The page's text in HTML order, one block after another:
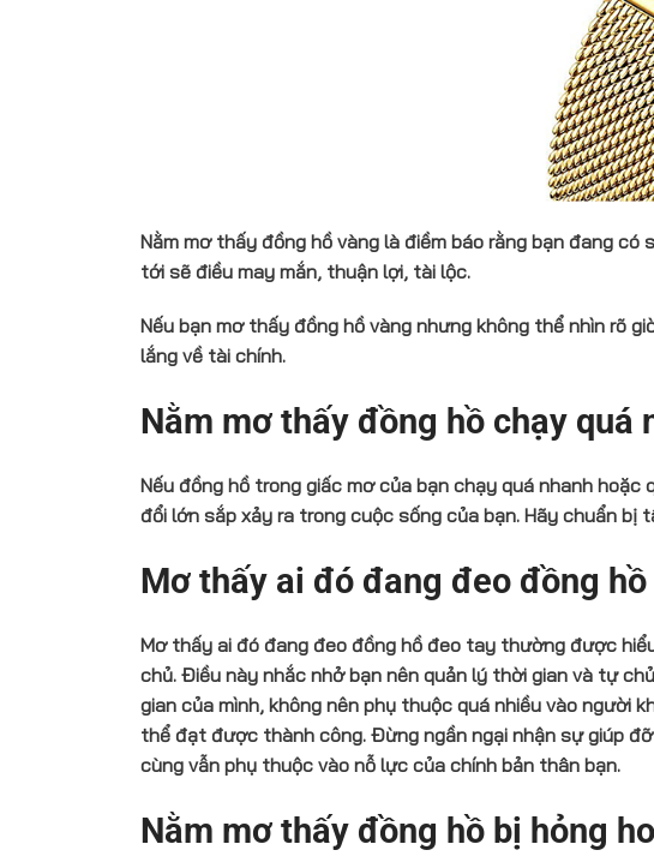
Nằm mơ thấy đồng hồ vàng là điềm báo rằng bạn đang
tới sẽ điều may mắn, thuận lợi, tài lộc.
Nếu bạn mơ thấy đồng hồ vàng nhưng không thể nhìn rõ
lắng về tài chính.
Nằm mơ thấy đồng hồ chạy quá
Nếu đồng hồ trong giấc mơ của bạn chạy quá nhanh
đổi lớn sắp xảy ra trong cuộc sống của bạn. Hãy chuẩn
Mơ thấy ai đó đang đeo đồng
Mơ thấy ai đó đang đeo đồng hồ đeo tay thường được
chủ. Điều này nhắc nhở bạn nên quản lý thời gian và tự
gian của mình, không nên phụ thuộc quá nhiều vào người
thể đạt được thành công. Đừng ngần ngại nhận sự giúp
cùng vẫn phụ thuộc vào nỗ lực của chính bản thân bạn.
Nằm mơ thấy đồng hồ bị hỏng